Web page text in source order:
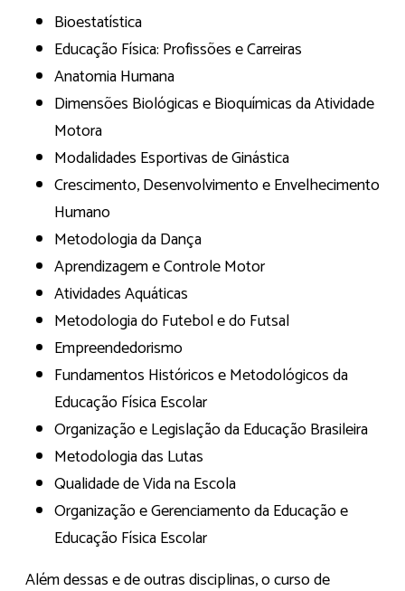
Bioestatística
Educação Física: Profissões e Carreiras
Anatomia Humana
Dimensões Biológicas e Bioquímicas da Atividade
Motora
Modalidades Esportivas de Ginástica
Crescimento, Desenvolvimento e Envelhecimento
Humano
Metodologia da Dança
Aprendizagem e Controle Motor
Atividades Aquáticas
Metodologia do Futebol e do Futsal
Empreendedorismo
Fundamentos Históricos e Metodológicos da
Educação Física Escolar
Organização e Legislação da Educação Brasileira
Metodologia das Lutas
Qualidade de Vida na Escola
Organização e Gerenciamento da Educação e
Educação Física Escolar
Além dessas e de outras disciplinas, o curso de